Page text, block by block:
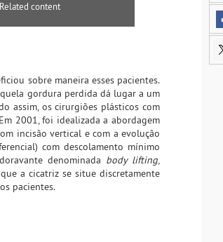
Related content
sobre maneira esses pacientes.
gordura perdida dá lugar a um
assim, os cirurgiões plásticos com
2001, foi idealizada a abordagem
incisão vertical e com a evolução
com descolamento mínimo
denominada body lifting,
a cicatriz se situe discretamente
pacientes.